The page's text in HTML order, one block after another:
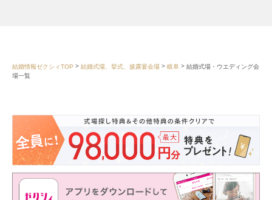
結婚情報ゼクシィTOP 結婚式場、挙式、披露宴会場 岐阜
結婚式場・ウエディング会
場一覧